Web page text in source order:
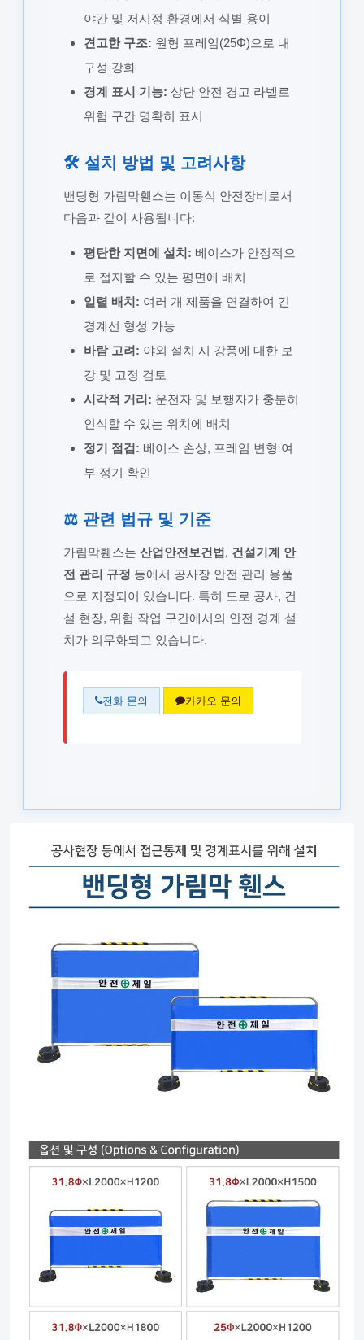
야간 및 저시정 환경에서 식별 용이
견고한 구조: 원형 프레임(25Φ)으로 내
구성 강화
경계 표시 기능: 상단 안전 경고 라벨로
위험 구간 명확히 표시
🛠️ 설치 방법 및 고려사항
밴딩형 가림막휀스는 이동식 안전장비로서
다음과 같이 사용됩니다:
평탄한 지면에 설치: 베이스가 안정적으
로 접지할 수 있는 평면에 배치
일렬 배치: 여러 개 제품을 연결하여 긴
경계선 형성 가능
바람 고려: 야외 설치 시 강풍에 대한 보
강 및 고정 검토
시각적 거리: 운전자 및 보행자가 충분히
인식할 수 있는 위치에 배치
정기 점검: 베이스 손상, 프레임 변형 여
부 정기 확인
⚖️ 관련 법규 및 기준
가림막휀스는 산업안전보건법, 건설기계 안
전 관리 규정 등에서 공사장 안전 관리 용품
으로 지정되어 있습니다. 특히 도로 공사, 건
설 현장, 위험 작업 구간에서의 안전 경계 설
치가 의무화되고 있습니다.
전화 문의 카카오 문의